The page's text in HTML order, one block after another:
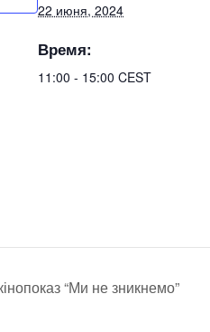
22 июня, 2024
Время:
11:00 - 15:00 CEST
“Ми не зникнемо”